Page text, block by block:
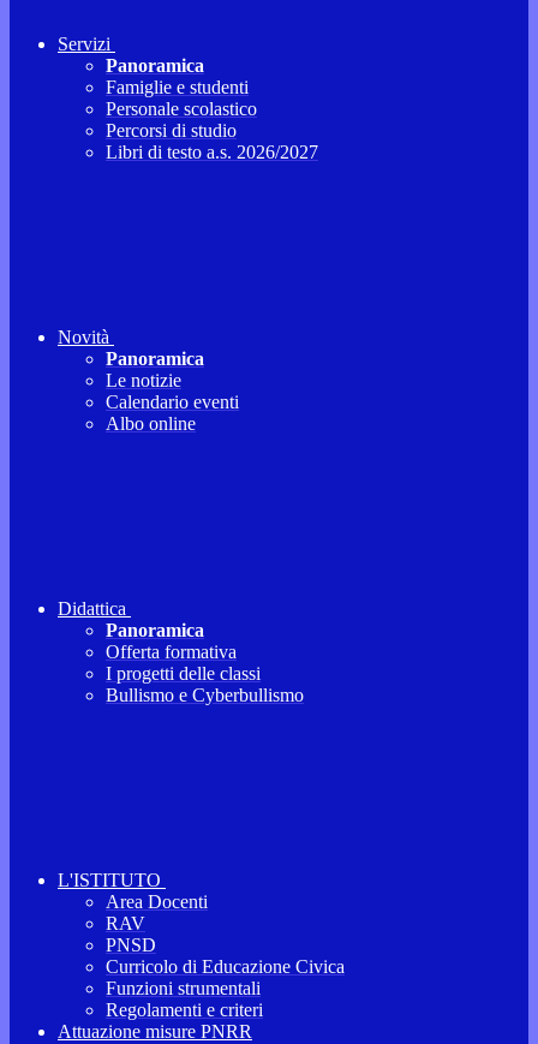
Servizi
Panoramica
Famiglie e studenti
Personale scolastico
Percorsi di studio
Libri di testo a.s. 2026/2027
Novità
Panoramica
Le notizie
Calendario eventi
Albo online
Didattica
Panoramica
Offerta formativa
I progetti delle classi
Bullismo e Cyberbullismo
L'ISTITUTO
Area Docenti
RAV
PNSD
Curricolo di Educazione Civica
Funzioni strumentali
Regolamenti e criteri
Attuazione misure PNRR